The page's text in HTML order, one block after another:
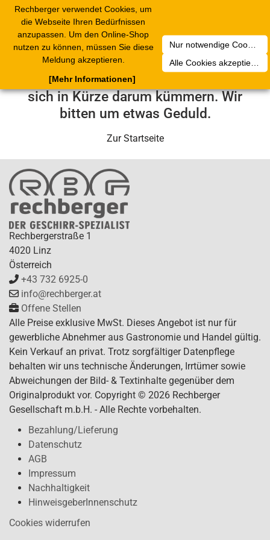
Rechberger verwendet Cookies, um
die Webseite Ihren Bedürfnissen
anzupassen. Um den Online-Shop
nutzen zu können, müssen Sie diese
Meldung akzeptieren.
Nur notwendige Cookies akzeptieren
Alle Cookies akzeptieren
[Mehr Informationen]
Leider ist ein technischer Fehler
aufgetreten. Unser Service-Team wird
sich in Kürze darum kümmern. Wir
bitten um etwas Geduld.
Zur Startseite
Rechbergerstraße 1
4020 Linz
Österreich
+43 732 6925-0
info@rechberger.at
Offene Stellen
Alle Preise exklusive MwSt. Dieses Angebot ist nur für
gewerbliche Abnehmer aus Gastronomie und Handel gültig.
Kein Verkauf an privat. Trotz sorgfältiger Datenpflege
behalten wir uns technische Änderungen, Irrtümer sowie
Abweichungen der Bild- & Textinhalte gegenüber dem
Originalprodukt vor. Copyright © 2026 Rechberger
Gesellschaft m.b.H. - Alle Rechte vorbehalten.
Bezahlung/Lieferung
Datenschutz
AGB
Impressum
Nachhaltigkeit
HinweisgeberInnenschutz
Cookies widerrufen